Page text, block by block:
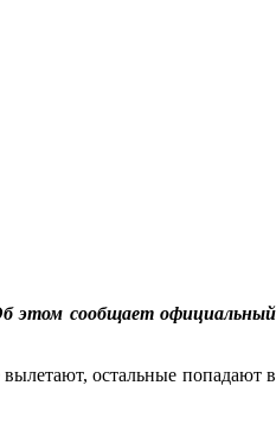
этом сообщает официальный
остальные попадают в